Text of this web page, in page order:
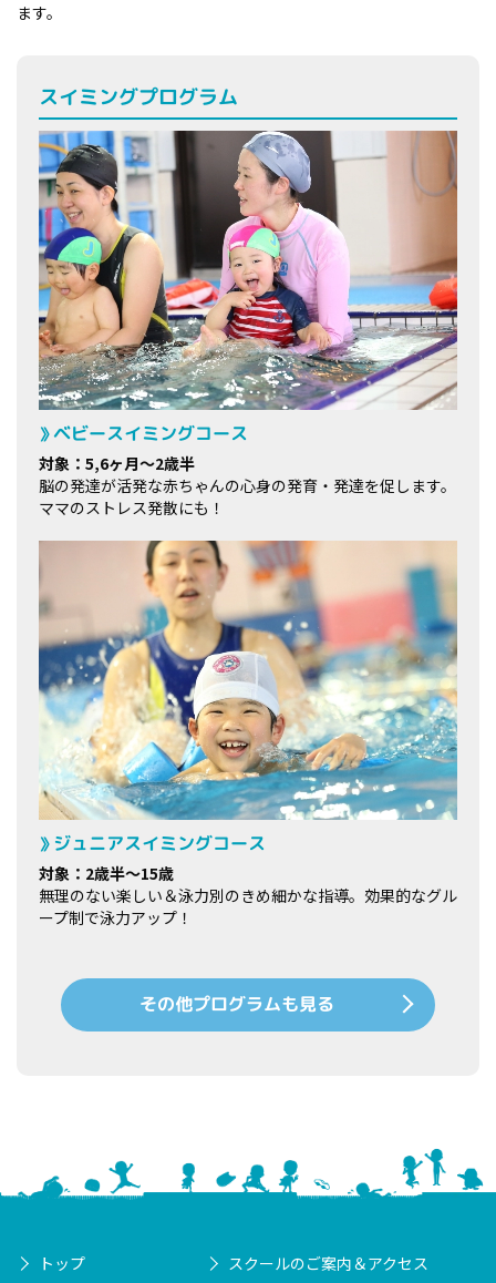
ます。
スイミングプログラム
ベビースイミングコース
対象：5,6ヶ月～2歳半
脳の発達が活発な赤ちゃんの心身の発育・発達を促します。
ママのストレス発散にも！
ジュニアスイミングコース
対象：2歳半～15歳
無理のない楽しい＆泳力別のきめ細かな指導。効果的なグル
ープ制で泳力アップ！
その他プログラムも見る
トップ スクールのご案内＆アクセス